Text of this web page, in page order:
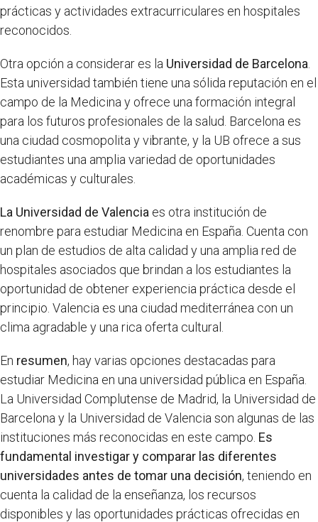
prácticas y actividades extracurriculares en hospitales
reconocidos.
Otra opción a considerar es la Universidad de Barcelona
Esta universidad también tiene una sólida reputación en el
campo de la Medicina y ofrece una formación integral
para los futuros profesionales de la salud. Barcelona es
una ciudad cosmopolita y vibrante, y la UB ofrece a sus
estudiantes una amplia variedad de oportunidades
académicas y culturales.
La Universidad de Valencia es otra institución de
renombre para estudiar Medicina en España. Cuenta con
un plan de estudios de alta calidad y una amplia red de
hospitales asociados que brindan a los estudiantes la
oportunidad de obtener experiencia práctica desde el
principio. Valencia es una ciudad mediterránea con un
clima agradable y una rica oferta cultural.
En resumen, hay varias opciones destacadas para
estudiar Medicina en una universidad pública en España.
La Universidad Complutense de Madrid, la Universidad de
Barcelona y la Universidad de Valencia son algunas de las
instituciones más reconocidas en este campo. Es
fundamental investigar y comparar las diferentes
universidades antes de tomar una decisión, teniendo en
cuenta la calidad de la enseñanza, los recursos
disponibles y las oportunidades prácticas ofrecidas en